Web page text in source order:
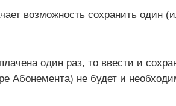
возможность сохранить один
один раз, то ввести и
Абонемента) не будет и